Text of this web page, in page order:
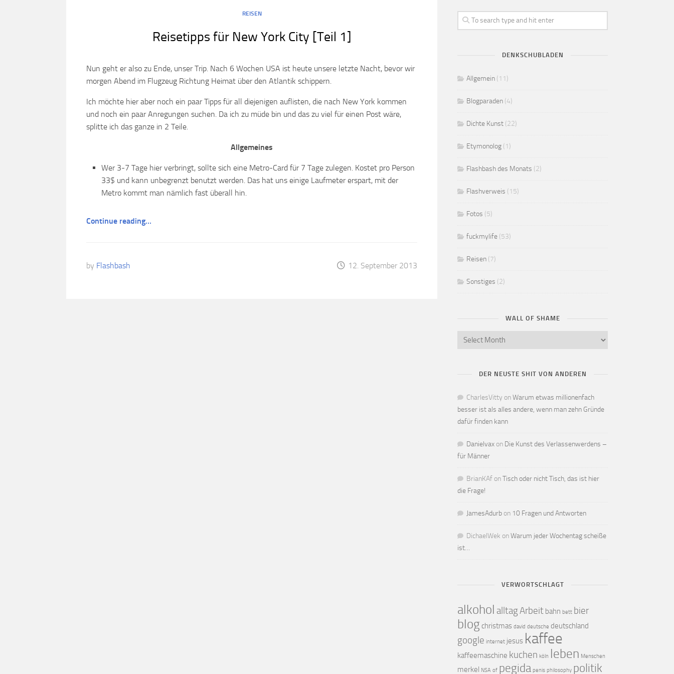
REISEN
Reisetipps für New York City [Teil 1]
Nun geht er also zu Ende, unser Trip. Nach 6 Wochen USA ist heute unsere letzte Nacht, bevor wir
morgen Abend im Flugzeug Richtung Heimat über den Atlantik schippern.
Ich möchte hier aber noch ein paar Tipps für all diejenigen auflisten, die nach New York kommen
und noch ein paar Anregungen suchen. Da ich zu müde bin und das zu viel für einen Post wäre,
splitte ich das ganze in 2 Teile.
Allgemeines
Wer 3-7 Tage hier verbringt, sollte sich eine Metro-Card für 7 Tage zulegen. Kostet pro Person
33$ und kann unbegrenzt benutzt werden. Das hat uns einige Laufmeter erspart, mit der
Metro kommt man nämlich fast überall hin.
Continue reading…
by Flashbash 12. September 2013
DENKSCHUBLADEN
Allgemein (11)
Blogparaden (4)
Dichte Kunst (22)
Etymonolog (1)
Flashbash des Monats (2)
Flashverweis (15)
Fotos (5)
fuckmylife (53)
Reisen (7)
Sonstiges (2)
WALL OF SHAME
DER NEUSTE SHIT VON ANDEREN
CharlesVitty onWarum etwas millionenfach
besser ist als alles andere, wenn man zehn Gründe
dafür finden kann
Danielvax on Die Kunst des Verlassenwerdens –
für Männer
BrianKAf onTisch oder nicht Tisch, das ist hier
die Frage!
JamesAdurb on 10 Fragen und Antworten
DichaelWek onWarum jeder Wochentag scheiße
ist…
VERWORTSCHLAGT
alkohol alltagArbeit bahn bett bier
blog christmas david deutsche deutschland
google internet jesus kaffee
kaffeemaschine kuchen köln leben Menschen
merkel NSA of pegida penis philosophy politik